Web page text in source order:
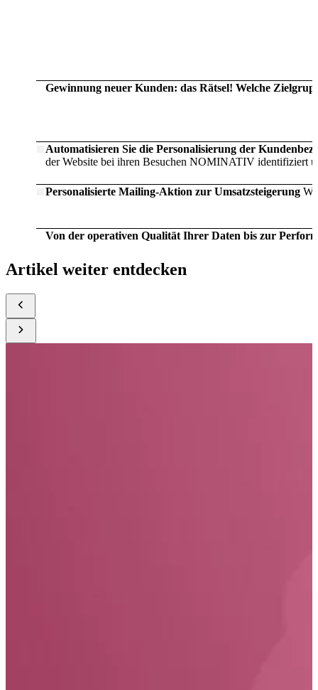
Gewinnung neuer Kunden: das Rätsel! Welche
Automatisieren Sie die Personalisierung der
der Website bei ihren Besuchen NOMINATIV identifiziert
Personalisierte Mailing-Aktion zur Umsatzsteigerung
Von der operativen Qualität Ihrer Daten bis zur
Artikel weiter entdecken